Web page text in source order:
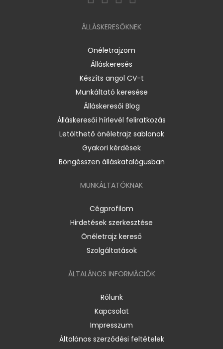
ÁLLÁSKERESŐKNEK
Önéletrajzom
Álláskeresés
Készíts angol CV-t
Munkáltató keresése
Álláskeresői Blog
Álláskeresői hírlevél feliratkozás
Letölthető önéletrajz sablonok
Gyakori kérdések
Böngésszen álláskatalógusban
MUNKÁLTATÓKNAK
Cégprofilom
Hirdetések szerkesztése
Önéletrajz kereső
Szolgáltatások
ÁLTALÁNOS INFORMÁCIÓK
Rólunk
Kapcsolat
Impresszum
Általános szerződési feltételek